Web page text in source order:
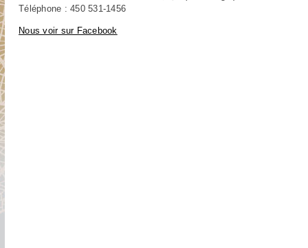
Téléphone : 450 531-1456
Nous voir sur Facebook